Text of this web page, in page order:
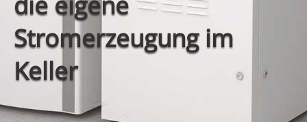
Stromerzeugung im
Keller